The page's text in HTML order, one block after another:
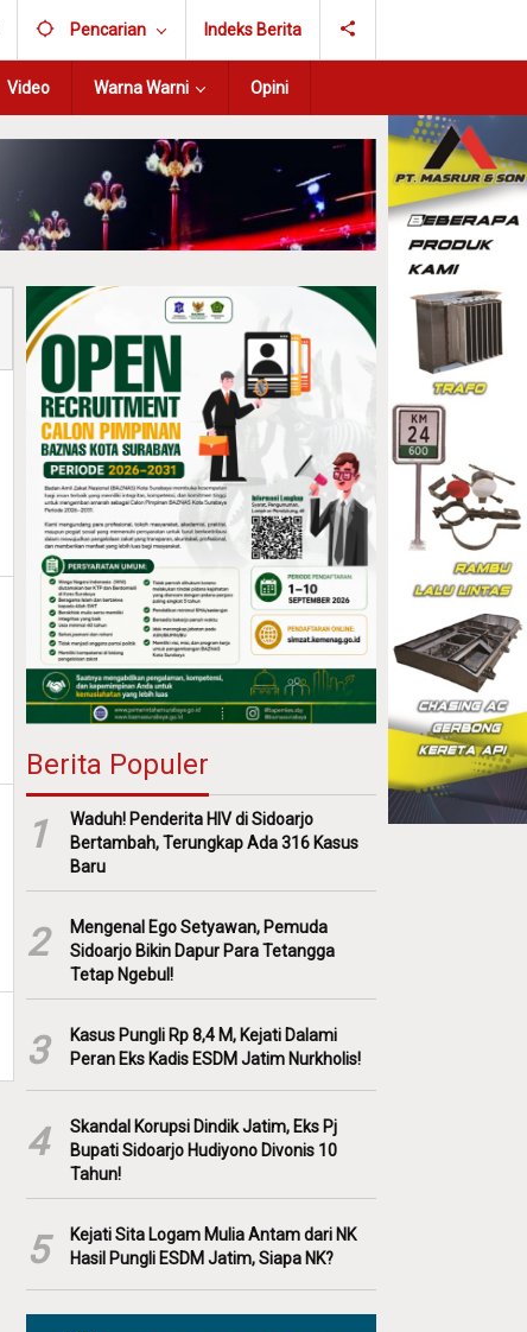
Pencarian Indeks Berita
Video Warna Warni Opini
Berita Populer
1
Waduh! Penderita HIV di Sidoarjo
Bertambah, Terungkap Ada 316 Kasus
Baru
2
Mengenal Ego Setyawan, Pemuda
Sidoarjo Bikin Dapur Para Tetangga
Tetap Ngebul!
3
Kasus Pungli Rp 8,4 M, Kejati Dalami
Peran Eks Kadis ESDM Jatim Nurkholis!
4
Skandal Korupsi Dindik Jatim, Eks Pj
Bupati Sidoarjo Hudiyono Divonis 10
Tahun!
5
Kejati Sita Logam Mulia Antam dari NK
Hasil Pungli ESDM Jatim, Siapa NK?